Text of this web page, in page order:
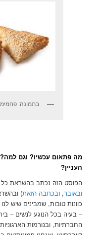
בתמונה:
מה פתאום עכשיו? וגם למה?
העניין?
הפוסט הזה נכתב בהשראת כל
ובאובר, ובכתבה הזאת)
כוונות טובות, שמבינים שיש
– בעיה בכל הנוגע לנשים –
החברתיות, ובנורמות